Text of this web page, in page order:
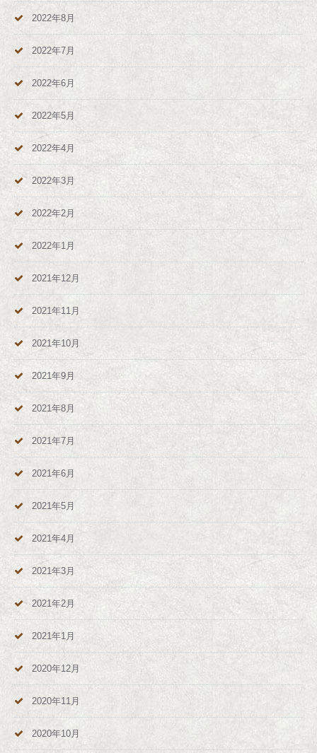
2022年8月
2022年7月
2022年6月
2022年5月
2022年4月
2022年3月
2022年2月
2022年1月
2021年12月
2021年11月
2021年10月
2021年9月
2021年8月
2021年7月
2021年6月
2021年5月
2021年4月
2021年3月
2021年2月
2021年1月
2020年12月
2020年11月
2020年10月